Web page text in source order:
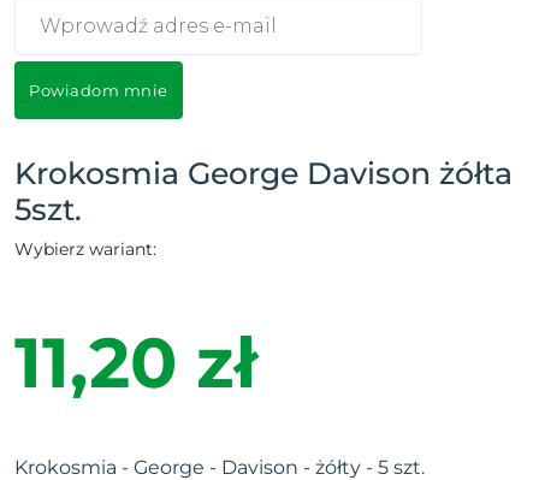
Powiadom mnie
Krokosmia George Davison żółta
5szt.
Wybierz wariant:
11,20 zł
Krokosmia - George - Davison - żółty - 5 szt.